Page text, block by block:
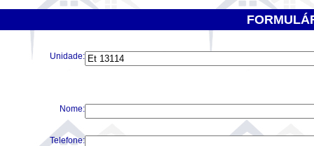
Unidade:
Nome:
Telefone: